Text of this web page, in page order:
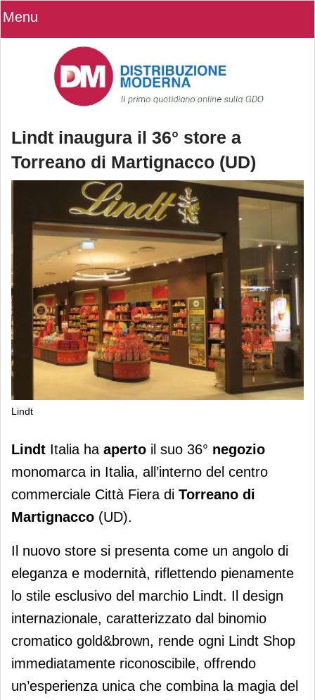
Menu
Lindt inaugura il 36° store a
Torreano di Martignacco (UD)
Lindt
Lindt inaugura il 36° store a Torreano
di Martignacco (UD)
Lindt Italia ha aperto il suo 36° negozio
monomarca in Italia, all’interno del centro
commerciale Città Fiera di Torreano di
Martignacco (UD).
Il nuovo store si presenta come un angolo di
eleganza e modernità, riflettendo pienamente
lo stile esclusivo del marchio Lindt. Il design
internazionale, caratterizzato dal binomio
cromatico gold&brown, rende ogni Lindt Shop
immediatamente riconoscibile, offrendo
un’esperienza unica che combina la magia del